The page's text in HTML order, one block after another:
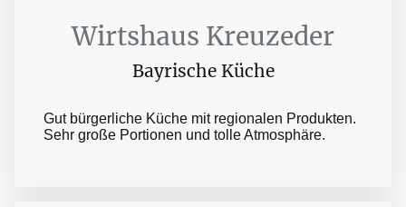
Wirtshaus Kreuzeder
Bayrische Küche
Gut bürgerliche Küche mit regionalen Produkten.
Sehr große Portionen und tolle Atmosphäre.